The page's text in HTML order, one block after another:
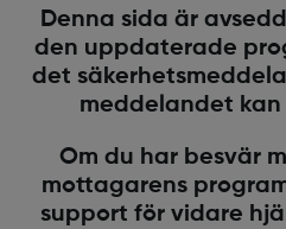
Denna sida är
den uppdaterade
det
meddelandet
Om du har besvär
mottagarens
support för vidare